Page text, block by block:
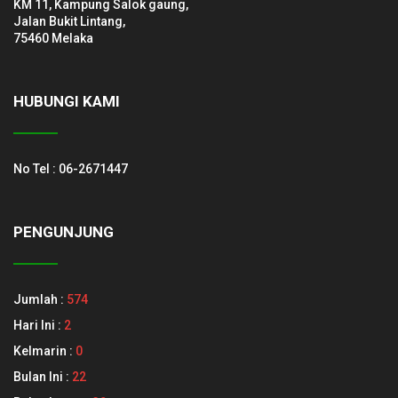
#SRIARRAHMAH
#BANGKITBERSAMAMENUJUKEJAYAAN
KM 11, Kampung Salok gaung,
Jalan Bukit Lintang,
75460 Melaka
HUBUNGI KAMI
No Tel : 06-2671447
PENGUNJUNG
Jumlah : 574
Hari Ini : 2
Kelmarin : 0
Bulan Ini : 22